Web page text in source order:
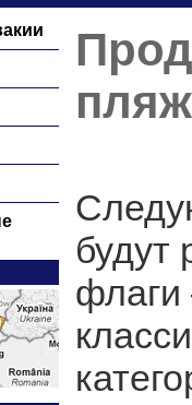
будут
флаги